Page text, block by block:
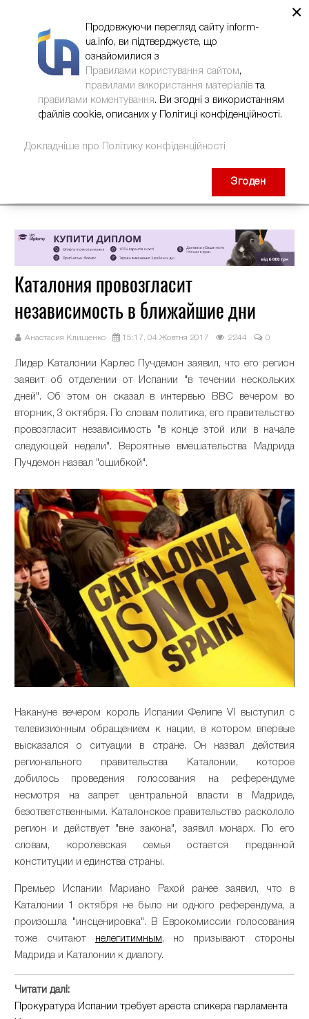
Каталония провозгласит
независимость в ближайшие дни
Анастасия Клищенко 15:17, 04 Жовтня 2017 2244 0
Лидер Каталонии Карлес Пучдемон заявил, что его регион
заявит об отделении от Испании "в течении нескольких
дней". Об этом он сказал в интервью BBC вечером во
вторник, 3 октября. По словам политика, его правительство
провозгласит независимость "в конце этой или в начале
следующей недели". Вероятные вмешательства Мадрида
Пучдемон назвал "ошибкой".
Накануне вечером король Испании Фелипе VI выступил с
телевизионным обращением к нации, в котором впервые
высказался о ситуации в стране. Он назвал действия
регионального правительства Каталонии, которое
добилось проведения голосования на референдуме
несмотря на запрет центральной власти в Мадриде,
безответственными. Каталонское правительство раскололо
регион и действует "вне закона", заявил монарх. По его
словам, королевская семья остается преданной
конституции и единства страны.
Премьер Испании Мариано Рахой ранее заявил, что в
Каталонии 1 октября не было ни одного референдума, а
произошла "инсценировка". В Еврокомиссии голосования
тоже считают нелегитимным, но призывают стороны
Мадрида и Каталонии к диалогу.
Читати далі:
Прокуратура Испании требует ареста спикера парламента
×
Продовжуючи перегляд сайту inform-
ua.info, ви підтверджуєте, що
ознайомилися з
Правилами користування сайтом,
правилами використання матеріалів та
правилами коментування. Ви згодні з використанням
файлів cookie, описаних у Політиці конфіденційності.
Докладніше про Політику конфіденційності
Згоден